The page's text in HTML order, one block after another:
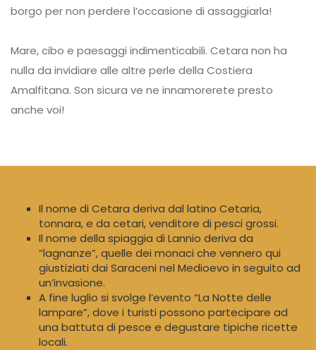
borgo per non perdere l’occasione di assaggiarla!
Mare, cibo e paesaggi indimenticabili. Cetara non ha
nulla da invidiare alle altre perle della Costiera
Amalfitana. Son sicura ve ne innamorerete presto
anche voi!
Il nome di Cetara deriva dal latino Cetaria,
tonnara, e da cetari, venditore di pesci grossi.
Il nome della spiaggia di Lannio deriva da
“lagnanze”, quelle dei monaci che vennero qui
giustiziati dai Saraceni nel Medioevo in seguito ad
un’invasione.
A fine luglio si svolge l’evento “La Notte delle
lampare”, dove i turisti possono partecipare ad
una battuta di pesce e degustare tipiche ricette
locali.